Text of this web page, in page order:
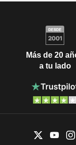
Más de 20
a tu lado